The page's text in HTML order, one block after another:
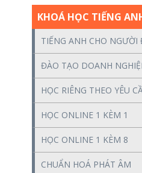
KHOÁ HỌC TIẾNG
TIẾNG ANH CHO NGƯỜI
ĐÀO TẠO DOANH
HỌC RIÊNG THEO YÊU
HỌC ONLINE 1 KÈM 1
HỌC ONLINE 1 KÈM 8
CHUẨN HOÁ PHÁT ÂM